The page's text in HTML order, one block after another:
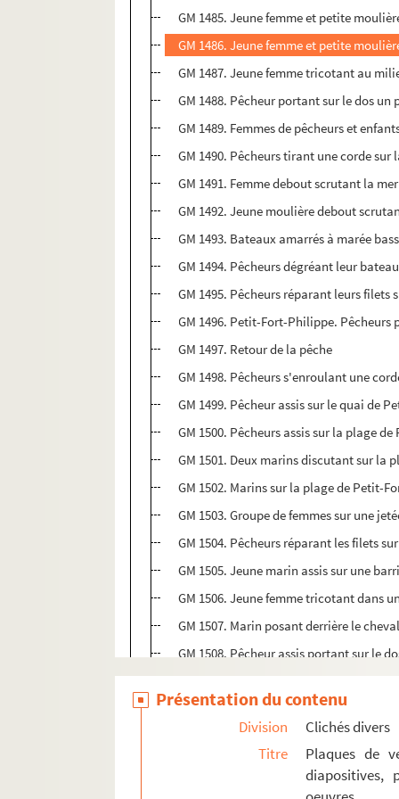
GM 1485. Jeune femme et petite
GM 1486. Jeune femme et petite
GM 1487. Jeune femme tricotant au
GM 1488. Pêcheur portant sur le dos un
GM 1489. Femmes de pêcheurs et
GM 1490. Pêcheurs tirant une corde
GM 1491. Femme debout scrutant la mer
GM 1492. Jeune moulière debout
GM 1493. Bateaux amarrés à marée
GM 1494. Pêcheurs dégréant leur
GM 1495. Pêcheurs réparant leurs
GM 1496. Petit-Fort-Philippe.
GM 1497. Retour de la pêche
GM 1498. Pêcheurs s'enroulant une
GM 1499. Pêcheur assis sur le quai de
GM 1500. Pêcheurs assis sur la plage
GM 1501. Deux marins discutant sur la
GM 1502. Marins sur la plage de Petit-
GM 1503. Groupe de femmes sur une
GM 1504. Pêcheurs réparant les filets
GM 1505. Jeune marin assis sur une
GM 1506. Jeune femme tricotant dans
GM 1507. Marin posant derrière le
GM 1508. Pêcheur assis portant sur le
GM 1509. Fillette assise par terre et
GM 1510. Deux hommes assis sur la
GM 1511. Bateaux dans le chenal de
GM 1512. Holland. Petit port de
GM 1513. Barque de pêcheurs
Présentation du contenu
Division
Clichés divers
Titre
Plaques de
diapositives,